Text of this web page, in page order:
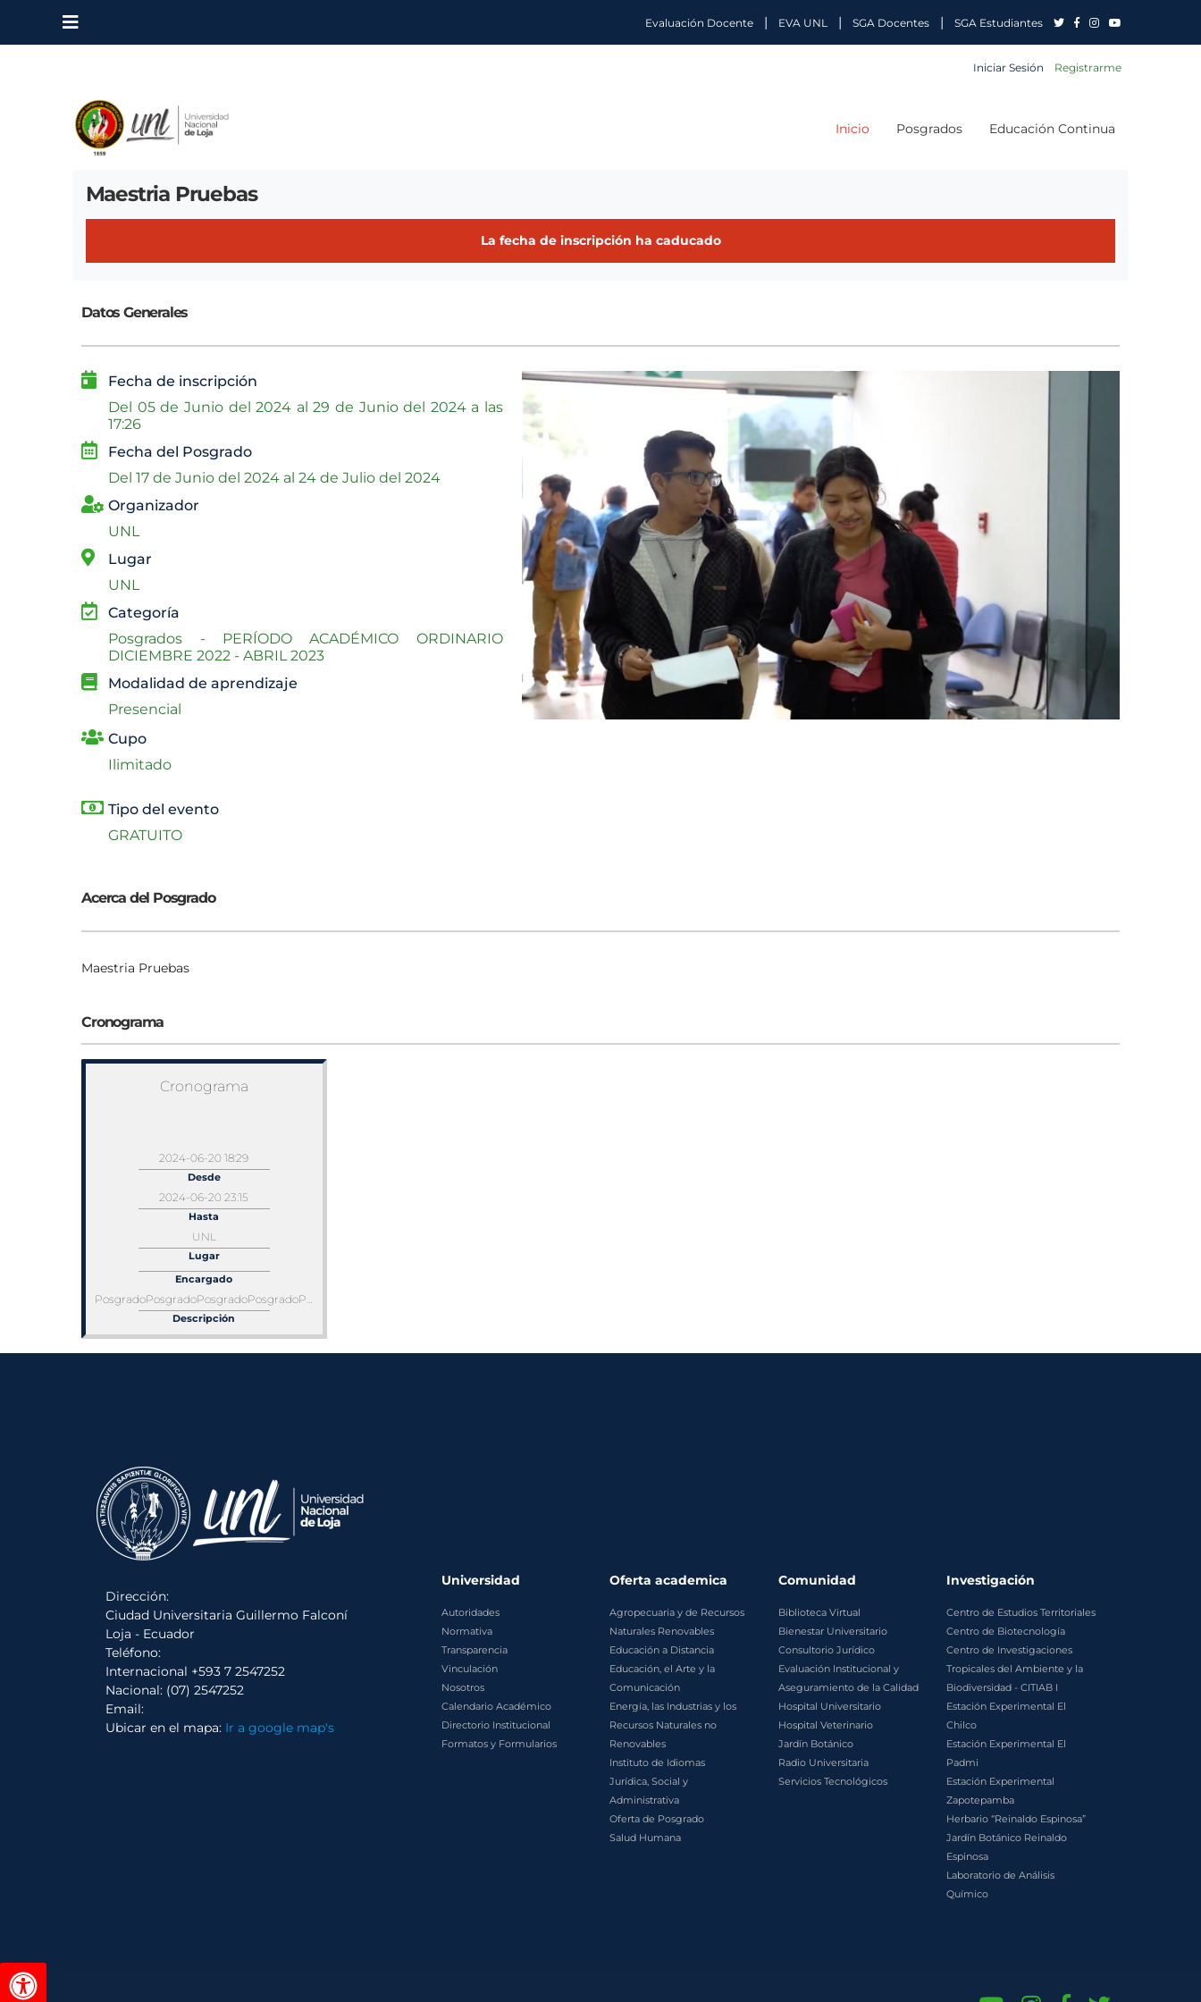
Evaluación Docente | EVA UNL | SGA Docentes | SGA Estudiantes
Iniciar Sesión Registrarme
Inicio Posgrados Educación Continua
Maestria Pruebas
La fecha de inscripción ha caducado
Datos Generales
Fecha de inscripción
Del 05 de Junio del 2024 al29 de Junio del 2024 a las
17:26
Fecha del Posgrado
Del17 de Junio del 2024 al24 de Julio del 2024
Organizador
UNL
Lugar
UNL
Categoría
Posgrados - PERÍODO ACADÉMICO ORDINARIO
DICIEMBRE 2022 - ABRIL 2023
Modalidad de aprendizaje
Presencial
Cupo
Ilimitado
Tipo del evento
GRATUITO
Acerca del Posgrado
Maestria Pruebas
Cronograma
Cronograma
2024-06-20 18:29
Desde
2024-06-20 23:15
Hasta
UNL
Lugar
Encargado
PosgradoPosgradoPosgradoPosgradoPosgradoPosgradoPosgrado
Descripción
Dirección:
Ciudad Universitaria Guillermo Falconí
Loja - Ecuador
Teléfono:
Internacional +593 7 2547252
Nacional: (07) 2547252
Email:
Ubicar en el mapa: Ir a google map's
Universidad
Autoridades
Normativa
Transparencia
Vinculación
Nosotros
Calendario Académico
Directorio Institucional
Formatos y Formularios
Oferta academica
Agropecuaria y de Recursos
Naturales Renovables
Educación a Distancia
Educación, el Arte y la
Comunicación
Energía, las Industrias y los
Recursos Naturales no
Renovables
Instituto de Idiomas
Jurídica, Social y
Administrativa
Oferta de Posgrado
Salud Humana
Comunidad
Biblioteca Virtual
Bienestar Universitario
Consultorio Jurídico
Evaluación Institucional y
Aseguramiento de la Calidad
Hospital Universitario
Hospital Veterinario
Jardín Botánico
Radio Universitaria
Servicios Tecnológicos
Investigación
Centro de Estudios Territoriales
Centro de Biotecnología
Centro de Investigaciones
Tropicales del Ambiente y la
Biodiversidad - CITIAB I
Estación Experimental El
Chilco
Estación Experimental El
Padmi
Estación Experimental
Zapotepamba
Herbario “Reinaldo Espinosa”
Jardín Botánico Reinaldo
Espinosa
Laboratorio de Análisis
Químico